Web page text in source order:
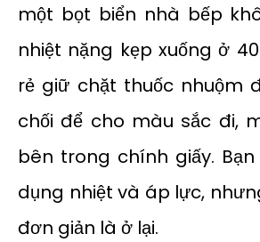
một bọt biển nhà bếp
nhiệt nặng kẹp xuống ở
rẻ giữ chặt thuốc nhuộm
chối để cho màu sắc đi,
bên trong chính giấy.
dụng nhiệt và áp lực,
đơn giản là ở lại.